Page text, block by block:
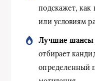
подскажет, как
или условиям
Лучшие шансы
отбирает
определенный